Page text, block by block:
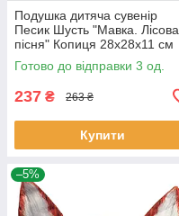
Подушка дитяча сувенір
Песик Шусть "Мавка. Лісова
пісня" Копиця 28x28x11 см
(00279-68)
Готово до відправки 3 од.
237 ₴ 263 ₴
Купити
–5%